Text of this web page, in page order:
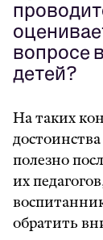
вопросе
детей?
На таких
полезно
их
обратить